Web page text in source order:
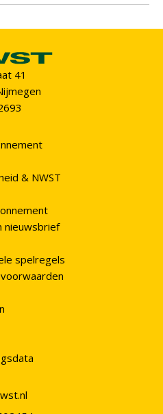
41
& NWST
nieuwsbrief
spelregels